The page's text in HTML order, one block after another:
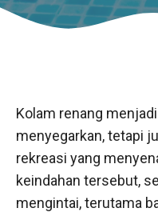
Kolam renang
menyegarkan, tetapi
rekreasi yang
keindahan tersebut,
mengintai, terutama